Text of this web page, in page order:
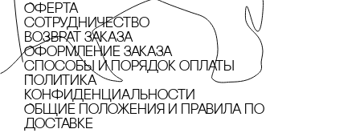
Оферта
сотрудничество
Возврат заказа
Оформление заказа
cпособы и порядок оплаты
Политика
конфиденциальности
Общие положения и правила по
доставке